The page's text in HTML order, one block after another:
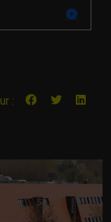
: